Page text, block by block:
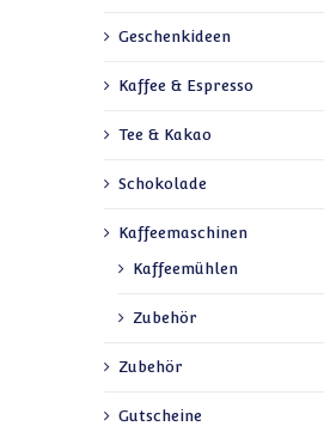
Geschenkideen
Kaffee & Espresso
Tee & Kakao
Schokolade
Kaffeemaschinen
Kaffeemühlen
Zubehör
Zubehör
Gutscheine